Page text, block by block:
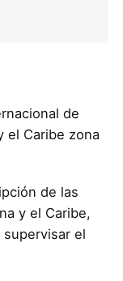
de
el Caribe zona
de las
y el Caribe,
el